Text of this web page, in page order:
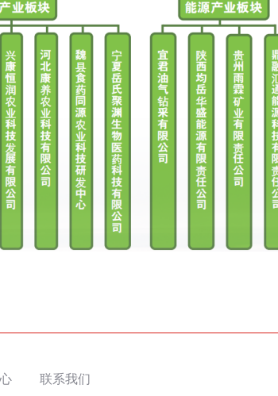
联系我们